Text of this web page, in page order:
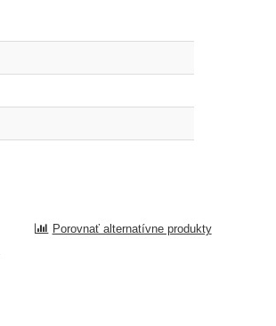
Porovnať alternatívne produkty